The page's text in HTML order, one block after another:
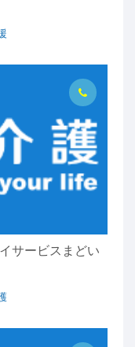
サービスまどい